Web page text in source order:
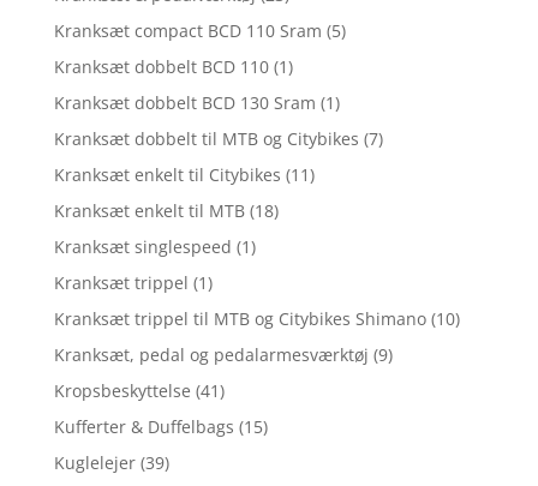
Kranksæt compact BCD 110 Sram (5)
Kranksæt dobbelt BCD 110 (1)
Kranksæt dobbelt BCD 130 Sram (1)
Kranksæt dobbelt til MTB og Citybikes (7)
Kranksæt enkelt til Citybikes (11)
Kranksæt enkelt til MTB (18)
Kranksæt singlespeed (1)
Kranksæt trippel (1)
Kranksæt trippel til MTB og Citybikes Shimano (10)
Kranksæt, pedal og pedalarmesværktøj (9)
Kropsbeskyttelse (41)
Kufferter & Duffelbags (15)
Kuglelejer (39)